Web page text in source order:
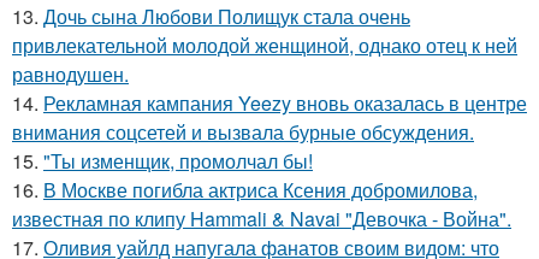
13. Дочь сына Любови Полищук стала очень
привлекательной молодой женщиной, однако отец к ней
равнодушен.
14. Рекламная кампания Yeezy вновь оказалась в центре
внимания соцсетей и вызвала бурные обсуждения.
15. "Ты изменщик, промолчал бы!
16. В Москве погибла актриса Ксения добромилова,
известная по клипу Hammali & Navai "Девочка - Война".
17. Оливия уайлд напугала фанатов своим видом: что